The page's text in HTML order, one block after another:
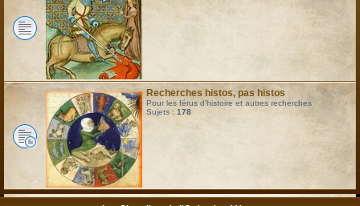
Recherches histos, pas histos
Pour les férus d'histoire et autres recherches
Sujets : 178